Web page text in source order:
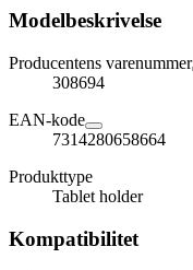
Modelbeskrivelse
Producentens varenummer
308694
EAN-kode
7314280658664
Produkttype
Tablet holder
Kompatibilitet